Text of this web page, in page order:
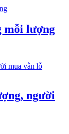
mỗi lượng
người